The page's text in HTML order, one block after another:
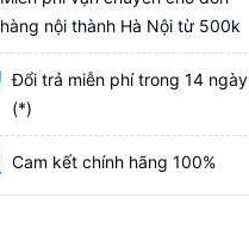
hàng nội thành Hà Nội từ 500k
Đổi trả miễn phí trong 14 ngày
(*)
Cam kết chính hãng 100%